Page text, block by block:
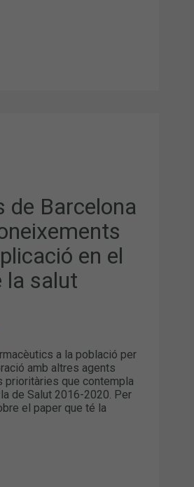
de Barcelona
en el
la salut
a la població per
amb altres agents
prioritàries que contempla
de Salut 2016-2020. Per
el paper que té la